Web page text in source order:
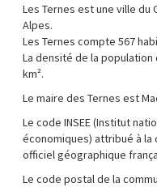
Les Ternes est une ville du
Alpes.
Les Ternes compte 567
La densité de la population
km².
Le maire des Ternes est
Le code INSEE (Institut
économiques) attribué à la
officiel géographique
Le code postal de la